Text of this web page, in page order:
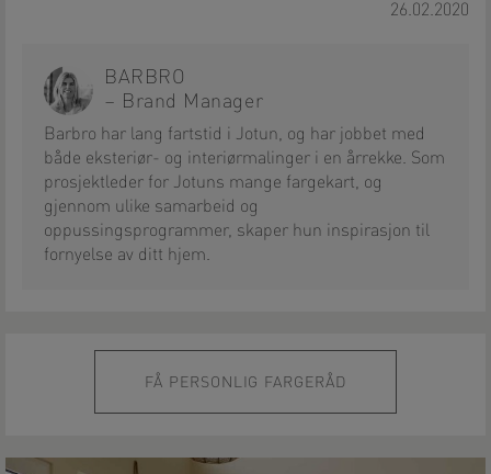
26.02.2020
BARBRO
– Brand Manager
Barbro har lang fartstid i Jotun, og har jobbet med
både eksteriør- og interiørmalinger i en årrekke. Som
prosjektleder for Jotuns mange fargekart, og
gjennom ulike samarbeid og
oppussingsprogrammer, skaper hun inspirasjon til
fornyelse av ditt hjem.
FÅ PERSONLIG FARGERÅD